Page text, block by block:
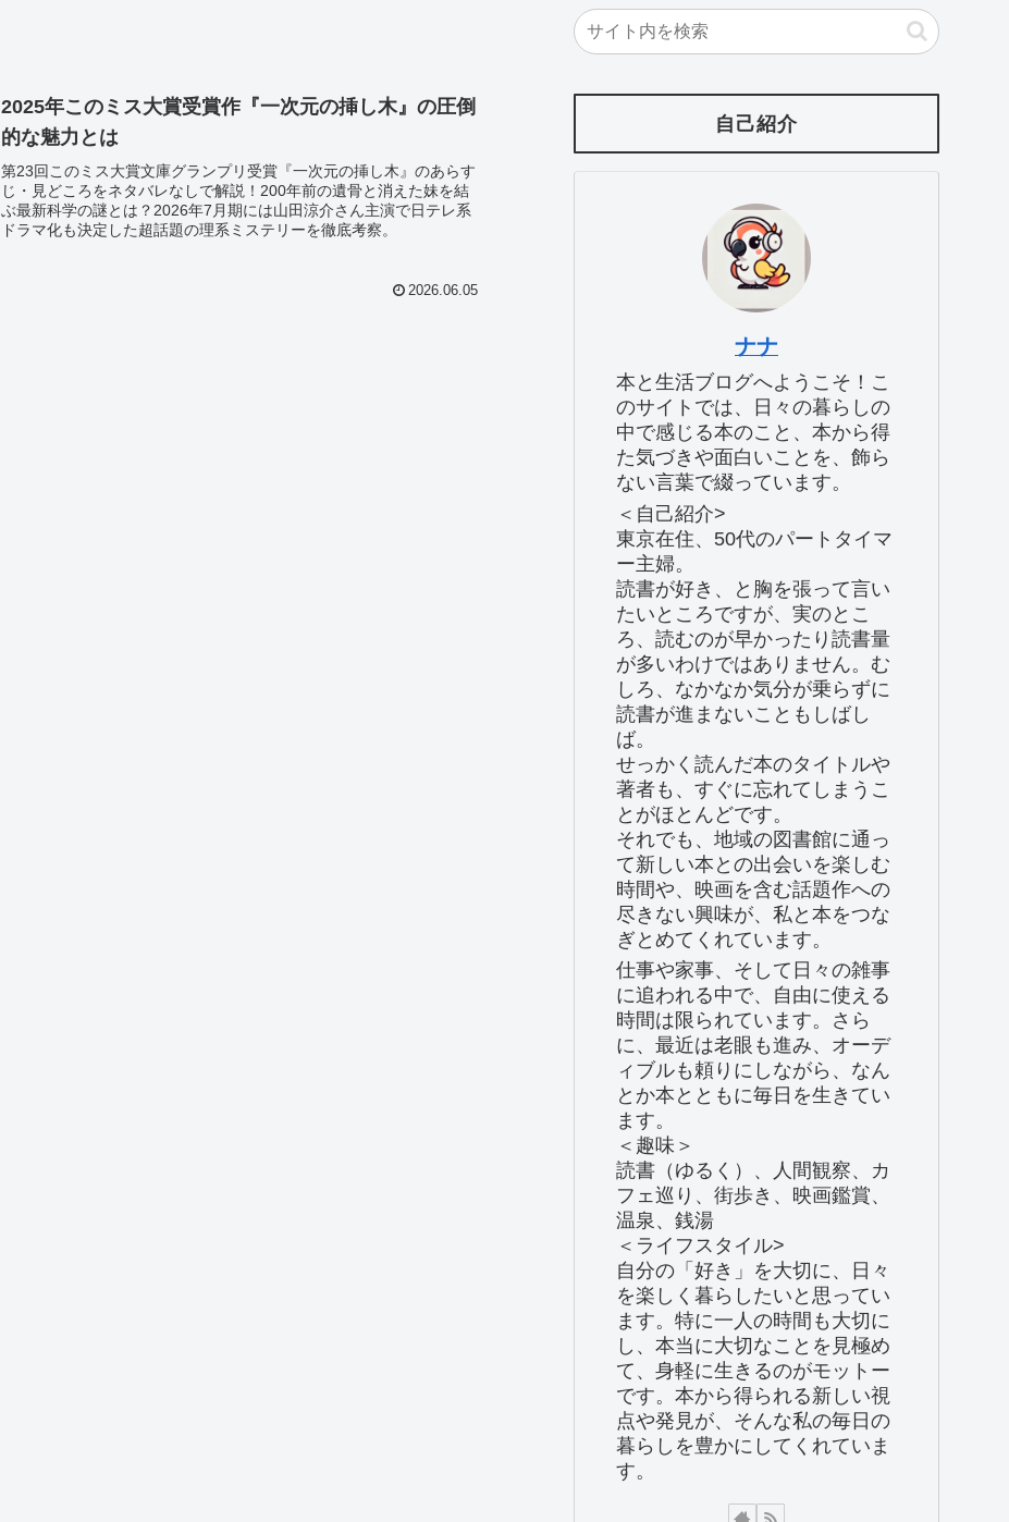
2025年このミス大賞受賞作『一次元の挿し木』の圧倒
的な魅力とは
第23回このミス大賞文庫グランプリ受賞『一次元の挿し木』のあらす
じ・見どころをネタバレなしで解説！200年前の遺骨と消えた妹を結
ぶ最新科学の謎とは？2026年7月期には山田涼介さん主演で日テレ系
ドラマ化も決定した超話題の理系ミステリーを徹底考察。
2026.06.05
自己紹介
ナナ
本と生活ブログへようこそ！こ
のサイトでは、日々の暮らしの
中で感じる本のこと、本から得
た気づきや面白いことを、飾ら
ない言葉で綴っています。
＜自己紹介>
東京在住、50代のパートタイマ
ー主婦。
読書が好き、と胸を張って言い
たいところですが、実のとこ
ろ、読むのが早かったり読書量
が多いわけではありません。む
しろ、なかなか気分が乗らずに
読書が進まないこともしばし
ば。
せっかく読んだ本のタイトルや
著者も、すぐに忘れてしまうこ
とがほとんどです。
それでも、地域の図書館に通っ
て新しい本との出会いを楽しむ
時間や、映画を含む話題作への
尽きない興味が、私と本をつな
ぎとめてくれています。
仕事や家事、そして日々の雑事
に追われる中で、自由に使える
時間は限られています。さら
に、最近は老眼も進み、オーデ
ィブルも頼りにしながら、なん
とか本とともに毎日を生きてい
ます。
＜趣味＞
読書（ゆるく）、人間観察、カ
フェ巡り、街歩き、映画鑑賞、
温泉、銭湯
＜ライフスタイル>
自分の「好き」を大切に、日々
を楽しく暮らしたいと思ってい
ます。特に一人の時間も大切に
し、本当に大切なことを見極め
て、身軽に生きるのがモットー
です。本から得られる新しい視
点や発見が、そんな私の毎日の
暮らしを豊かにしてくれていま
す。